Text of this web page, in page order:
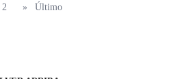
2 » Último